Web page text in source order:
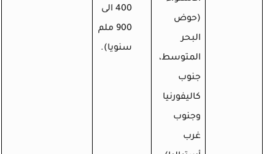
(حوض
البحر
المتوسط،
جنوب
كاليفورنيا
وجنوب
غرب
400 الى
900 ملم
سنويا).